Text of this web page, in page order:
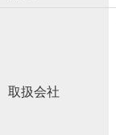
取扱会社